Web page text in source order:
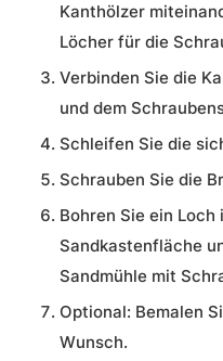
Kanthölzer
Löcher für die
Verbinden Sie die
und dem
Schleifen Sie die
Schrauben Sie die
Bohren Sie ein
Sandkastenfläche
Sandmühle mit
Optional: Bemalen
Wunsch.